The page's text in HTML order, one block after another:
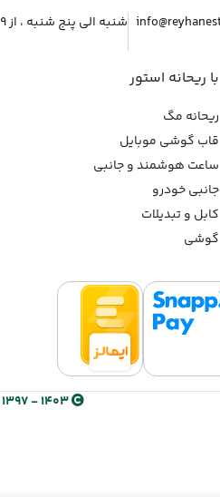
شنبه الی پنج شنبه ، از ۹ صبح الی ۱۷ عصر پاسخگوی شما هستیم.
با ریحانه استور
ریحانه مگ
قاب گوشی موبایل
ساعت هوشمند و جانبی
جانبی خودرو
کابل و تبدیلات
گوشی
1403 - 1397